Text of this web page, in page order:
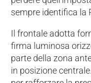
sempre identifica la
Il frontale adotta
firma luminosa
parte della zona
in posizione